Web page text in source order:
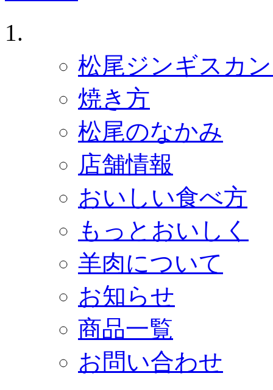
松尾ジンギスカ
焼き方
松尾のなかみ
店舗情報
おいしい食べ方
もっとおいしく
羊肉について
お知らせ
商品一覧
お問い合わせ